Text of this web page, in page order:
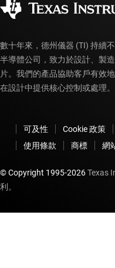
myTI 帳戶常見問題解答
數十年來，德州儀器 (TI) 持續
半導體公司，致力於設計、製
片。我們的產品協助客戶有效
在設計中提供核心控制或處理。
可及性 Cookie 政策
使用條款
商標 網
© Copyright 1995-2026Texas
利。